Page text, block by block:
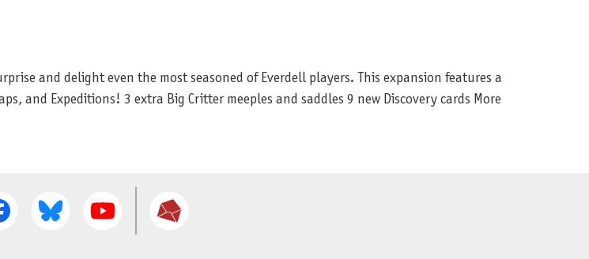
and delight even the most seasoned of Everdell players. This expansion features a
and Expeditions! 3 extra Big Critter meeples and saddles 9 new Discovery cards More